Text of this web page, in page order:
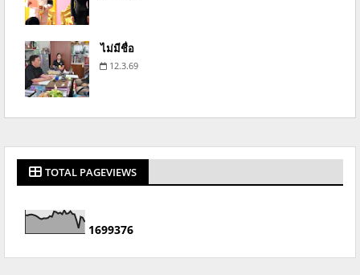
ไม่มีชื่อ
12.3.69
TOTAL PAGEVIEWS
1699376